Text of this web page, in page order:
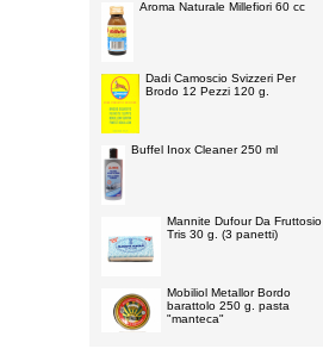
Aroma Naturale Millefiori 60 cc
Dadi Camoscio Svizzeri Per
Brodo 12 Pezzi 120 g.
Buffel Inox Cleaner 250 ml
Mannite Dufour Da Fruttosio
Tris 30 g. (3 panetti)
Mobiliol Metallor Bordo
barattolo 250 g. pasta
"manteca"